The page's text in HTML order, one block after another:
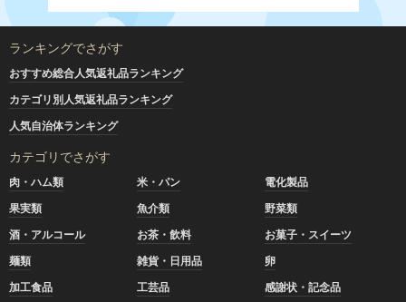
ランキングでさがす
おすすめ総合人気返礼品ランキング
カテゴリ別人気返礼品ランキング
人気自治体ランキング
カテゴリでさがす
肉・ハム類 米・パン
電化製品
果実類
魚介類
野菜類
酒・アルコール
お茶・飲料
お菓子・スイーツ
麺類
雑貨・日用品
卵
加工食品
工芸品
感謝状・記念品